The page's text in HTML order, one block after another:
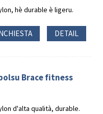
hè durable è ligeru.
DETAIL
Brace fitness
d'alta qualità, durable.